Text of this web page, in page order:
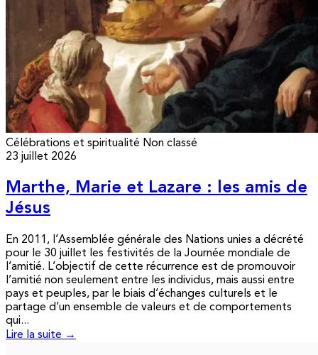
Célébrations et spiritualité Non classé
23 juillet 2026
Marthe, Marie et Lazare : les amis de
Jésus
En 2011, l’Assemblée générale des Nations unies a décrété
pour le 30 juillet les festivités de la Journée mondiale de
l’amitié. L’objectif de cette récurrence est de promouvoir
l’amitié non seulement entre les individus, mais aussi entre
pays et peuples, par le biais d’échanges culturels et le
partage d’un ensemble de valeurs et de comportements
qui...
Lire la suite →